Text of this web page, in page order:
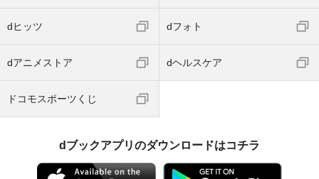
dヒッツ dフォト
dアニメストア dヘルスケア
ドコモスポーツくじ
dブックアプリのダウンロードはコチラ